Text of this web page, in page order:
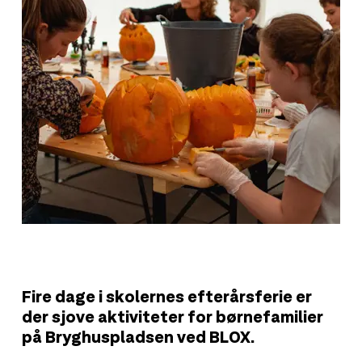
Fire dage i skolernes efterårsferie er
der sjove aktiviteter for børnefamilier
på Bryghuspladsen ved BLOX.